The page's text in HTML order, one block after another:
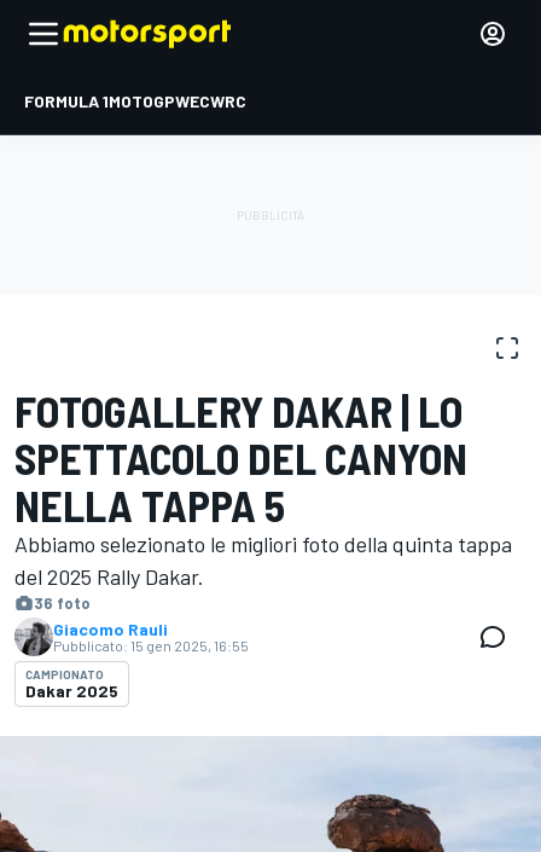
FORMULA 1MOTOGPWECWRC
FOTOGALLERY DAKAR | LO
SPETTACOLO DEL CANYON
NELLA TAPPA 5
Abbiamo selezionato le migliori foto della quinta tappa
del 2025 Rally Dakar.
36 foto
Giacomo Rauli
Pubblicato: 15 gen 2025, 16:55
CAMPIONATO
Dakar 2025